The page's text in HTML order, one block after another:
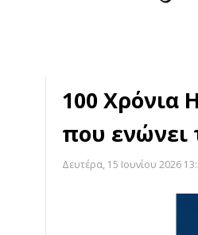
100 Χρόνια
που ενώνει
Δευτέρα, 15 Ιουνίου 2026